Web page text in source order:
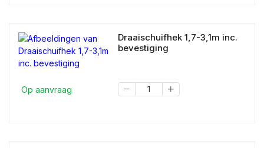
Op aanvraag
Draaischuifhek 1,7-3,1m inc.
bevestiging